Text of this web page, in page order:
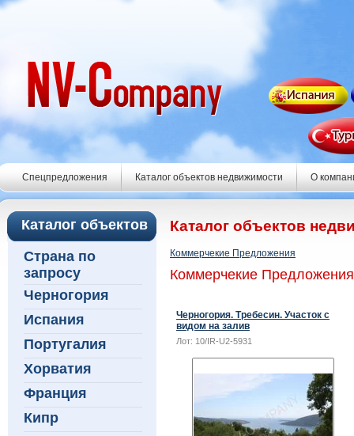
Спецпредложения Каталог объектов недвижимости О
Каталог объектов
Страна по
запросу
Черногория
Испания
Португалия
Хорватия
Франция
Кипр
Каталог объектов
Коммерчекие Предложения
Коммерчекие Предложения
Черногория. Требесин. Участок с
видом на залив
Лот: 10/IR-U2-5931